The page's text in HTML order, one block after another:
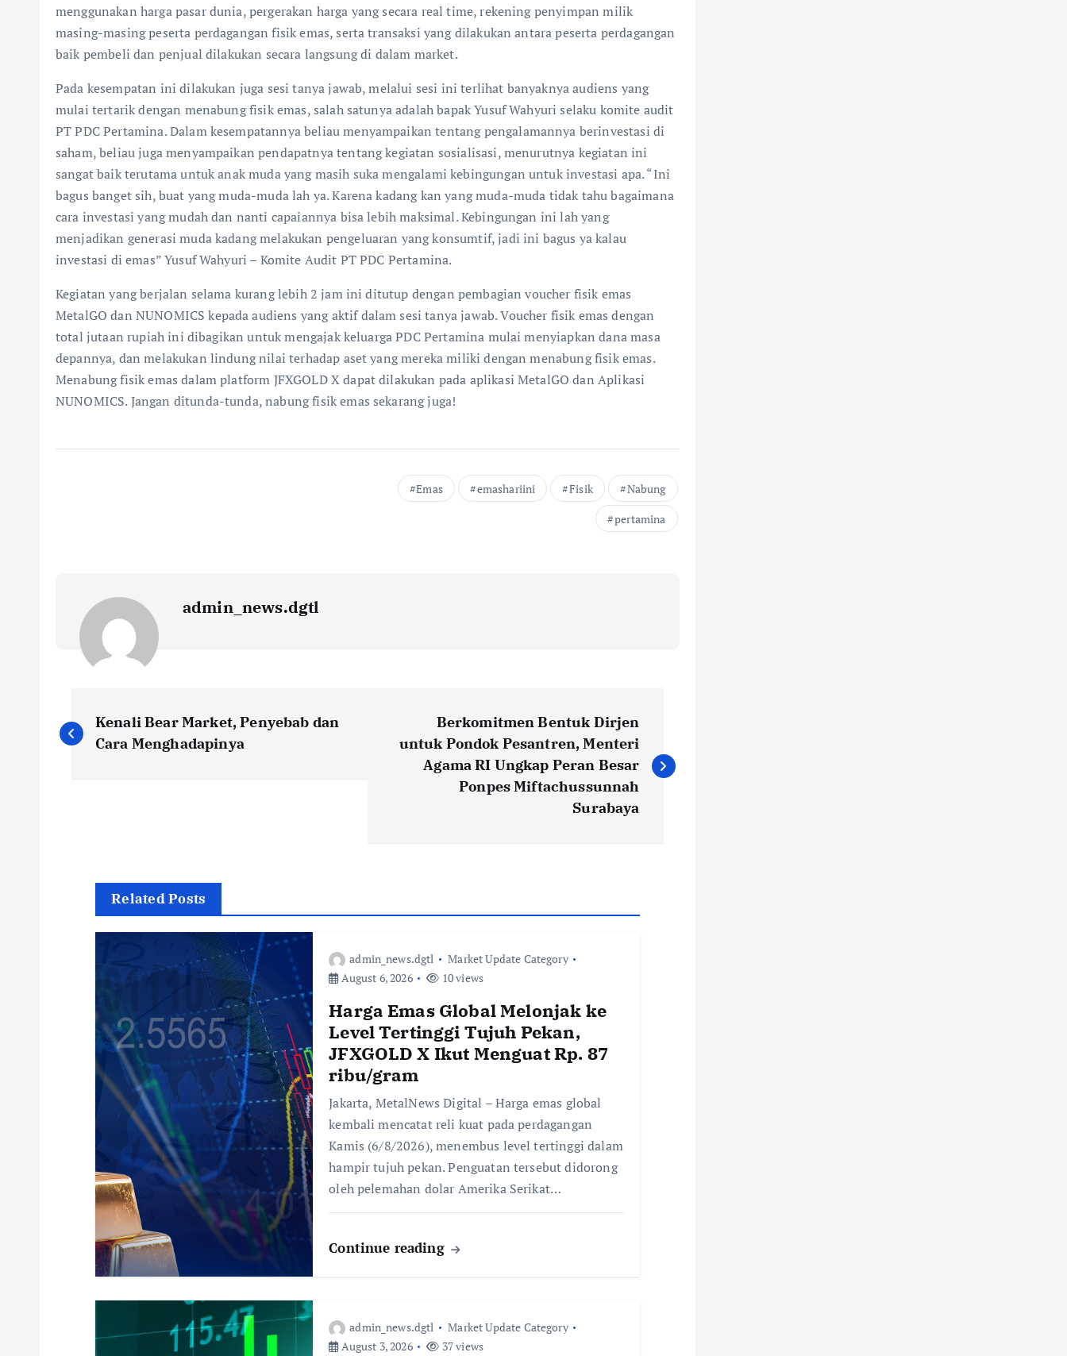
menggunakan harga pasar dunia, pergerakan harga yang secara real time, rekening penyimpan milik
masing-masing peserta perdagangan fisik emas, serta transaksi yang dilakukan antara peserta perdagangan
baik pembeli dan penjual dilakukan secara langsung di dalam market.
Pada kesempatan ini dilakukan juga sesi tanya jawab, melalui sesi ini terlihat banyaknya audiens yang
mulai tertarik dengan menabung fisik emas, salah satunya adalah bapak Yusuf Wahyuri selaku komite audit
PT PDC Pertamina. Dalam kesempatannya beliau menyampaikan tentang pengalamannya berinvestasi di
saham, beliau juga menyampaikan pendapatnya tentang kegiatan sosialisasi, menurutnya kegiatan ini
sangat baik terutama untuk anak muda yang masih suka mengalami kebingungan untuk investasi apa. “Ini
bagus banget sih, buat yang muda-muda lah ya. Karena kadang kan yang muda-muda tidak tahu bagaimana
cara investasi yang mudah dan nanti capaiannya bisa lebih maksimal. Kebingungan ini lah yang
menjadikan generasi muda kadang melakukan pengeluaran yang konsumtif, jadi ini bagus ya kalau
investasi di emas” Yusuf Wahyuri – Komite Audit PT PDC Pertamina.
Kegiatan yang berjalan selama kurang lebih 2 jam ini ditutup dengan pembagian voucher fisik emas
MetalGO dan NUNOMICS kepada audiens yang aktif dalam sesi tanya jawab. Voucher fisik emas dengan
total jutaan rupiah ini dibagikan untuk mengajak keluarga PDC Pertamina mulai menyiapkan dana masa
depannya, dan melakukan lindung nilai terhadap aset yang mereka miliki dengan menabung fisik emas.
Menabung fisik emas dalam platform JFXGOLD X dapat dilakukan pada aplikasi MetalGO dan Aplikasi
NUNOMICS. Jangan ditunda-tunda, nabung fisik emas sekarang juga!
Emas emashariini Fisik
Nabung
pertamina
admin_news.dgtl
Kenali Bear Market, Penyebab dan
Cara Menghadapinya
Berkomitmen Bentuk Dirjen
untuk Pondok Pesantren, Menteri
Agama RI Ungkap Peran Besar
Ponpes Miftachussunnah
Surabaya
Related Posts
admin_news.dgtl
Market Update Category
August 6, 2026
10 views
Harga Emas Global Melonjak ke
Level Tertinggi Tujuh Pekan,
JFXGOLD X Ikut Menguat Rp. 87
ribu/gram
Jakarta, MetalNews Digital – Harga emas global
kembali mencatat reli kuat pada perdagangan
Kamis (6/8/2026), menembus level tertinggi dalam
hampir tujuh pekan. Penguatan tersebut didorong
oleh pelemahan dolar Amerika Serikat…
Continue reading
admin_news.dgtl
Market Update Category
August 3, 2026
37 views